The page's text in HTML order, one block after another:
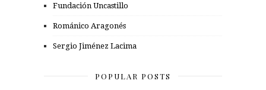
Fundación Uncastillo
Románico Aragonés
Sergio Jiménez Lacima
POPULAR POSTS